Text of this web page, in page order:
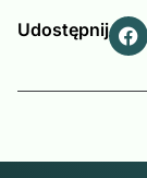
Udostępnij